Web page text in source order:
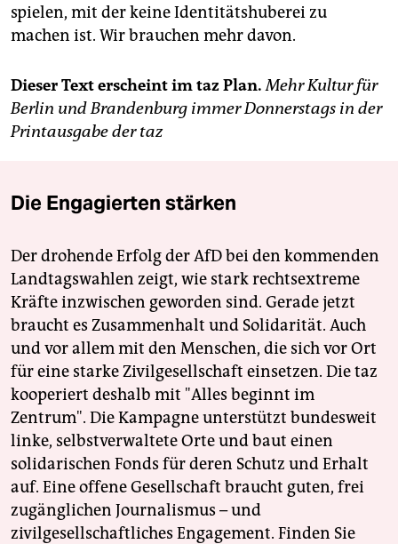
spielen, mit der keine Identitätshuberei zu
machen ist. Wir brauchen mehr davon.
Dieser Text erscheint im taz Plan.Mehr Kultur für
Berlin und Brandenburg immer Donnerstags in der
Printausgabe der taz
Die Engagierten stärken
Der drohende Erfolg der AfD bei den kommenden
Landtagswahlen zeigt, wie stark rechtsextreme
Kräfte inzwischen geworden sind. Gerade jetzt
braucht es Zusammenhalt und Solidarität. Auch
und vor allem mit den Menschen, die sich vor Ort
für eine starke Zivilgesellschaft einsetzen. Die taz
kooperiert deshalb mit "Alles beginnt im
Zentrum". Die Kampagne unterstützt bundesweit
linke, selbstverwaltete Orte und baut einen
solidarischen Fonds für deren Schutz und Erhalt
auf. Eine offene Gesellschaft braucht guten, frei
zugänglichen Journalismus – und
zivilgesellschaftliches Engagement. Finden Sie